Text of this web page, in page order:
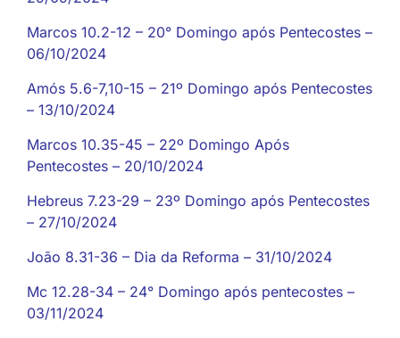
Marcos 10.2-12 – 20° Domingo após Pentecostes –
06/10/2024
Amós 5.6-7,10-15 – 21º Domingo após Pentecostes
– 13/10/2024
Marcos 10.35-45 – 22º Domingo Após
Pentecostes – 20/10/2024
Hebreus 7.23-29 – 23º Domingo após Pentecostes
– 27/10/2024
João 8.31-36 – Dia da Reforma – 31/10/2024
Mc 12.28-34 – 24° Domingo após pentecostes –
03/11/2024